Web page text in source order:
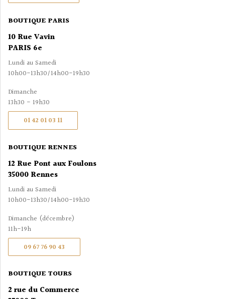
BOUTIQUE PARIS
10 Rue Vavin
PARIS 6e
Lundi au Samedi
10h00-13h30/14h00-19h30
Dimanche
13h30 - 19h30
01 42 01 03 11
BOUTIQUE RENNES
12 Rue Pont aux Foulons
35000 Rennes
Lundi au Samedi
10h00-13h30/14h00-19h30
Dimanche (décembre)
11h-19h
09 67 76 90 43
BOUTIQUE TOURS
2 rue du Commerce